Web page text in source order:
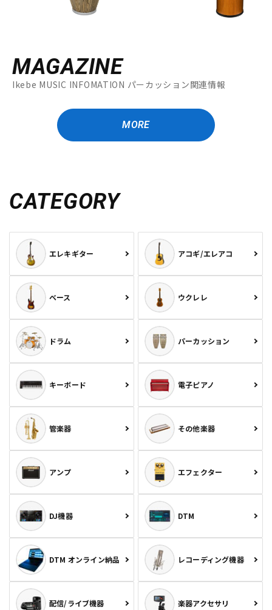
MAGAZINE
Ikebe MUSIC INFOMATION パーカッション関連情報
MORE
CATEGORY
エレキギター アコギ/エレアコ
ベース ウクレレ
ドラム パーカッション
キーボード 電子ピアノ
管楽器 その他楽器
アンプ エフェクター
DJ機器 DTM
DTM オンライン納品 レコーディング機器
配信/ライブ機器 楽器アクセサリ